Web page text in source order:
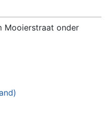
Mooierstraat onder